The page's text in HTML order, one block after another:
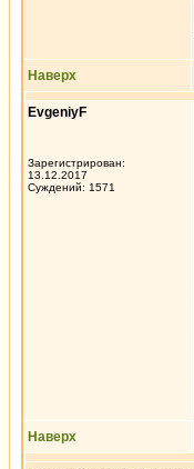
Наверх
EvgeniyF
Зарегистрирован:
13.12.2017
Суждений: 1571
Наверх